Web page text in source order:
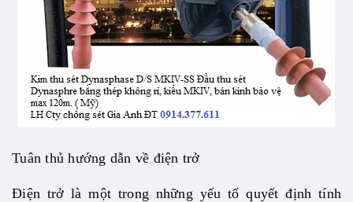
Tuân thủ hướng dẫn về điện trở
Điện trở là một trong những yếu tố quyết định tính